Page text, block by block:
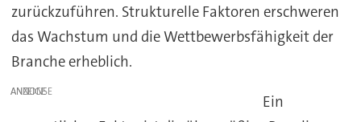
zurückzuführen. Strukturelle Faktoren erschweren
das Wachstum und die Wettbewerbsfähigkeit der
Branche erheblich.
ANZEIGE
Ein